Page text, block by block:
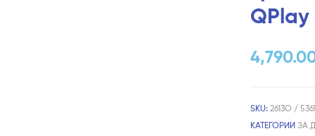
QPlay
SKU:2613O /
КАТЕГОРИИЗА